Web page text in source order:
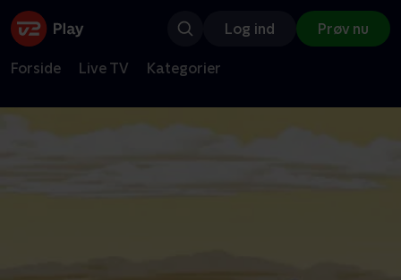
Log ind Prøv nu
Forside Live TV Kategorier